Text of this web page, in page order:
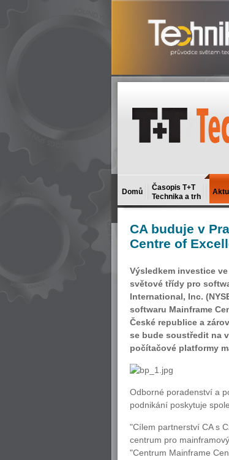
Domů
Časopis T+T
Technika a trh
CA buduje v
Centre of
Výsledkem investice
světové třídy pro
International, Inc.
softwaru Mainframe
České republice a
se bude soustředit na
počítačové platformy
Odborné poradenství a
podnikání poskytuje
"Cílem partnerství CA s
centrum pro
"Centrum Mainframe